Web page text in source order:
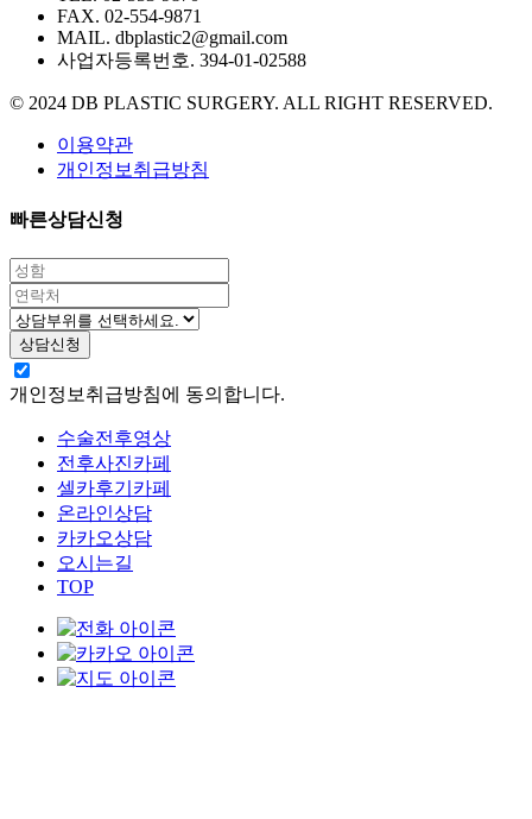
FAX. 02-554-9871
MAIL. dbplastic2@gmail.com
사업자등록번호. 394-01-02588
© 2024 DB PLASTIC SURGERY. ALL RIGHT RESERVED.
이용약관
개인정보취급방침
빠른상담신청
개인정보취급방침에 동의합니다.
수술전후영상
전후사진카페
셀카후기카페
온라인상담
카카오상담
오시는길
TOP